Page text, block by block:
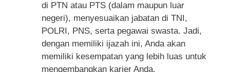
di PTN atau PTS (dalam maupun luar
negeri), menyesuaikan jabatan di TNI,
POLRI, PNS, serta pegawai swasta. Jadi,
dengan memiliki ijazah ini, Anda akan
memiliki kesempatan yang lebih luas untuk
mengembangkan karier Anda.